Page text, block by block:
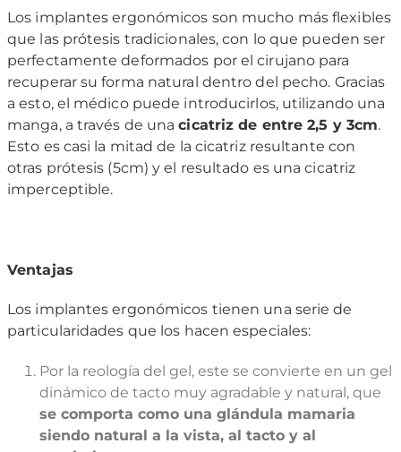
Los implantes ergonómicos son mucho más flexibles
que las prótesis tradicionales, con lo que pueden ser
perfectamente deformados por el cirujano para
recuperar su forma natural dentro del pecho. Gracias
a esto, el médico puede introducirlos, utilizando una
manga, a través de unacicatriz de entre 2,5 y 3cm.
Esto es casi la mitad de la cicatriz resultante con
otras prótesis (5cm) y el resultado es una cicatriz
imperceptible.
Ventajas
Los implantes ergonómicos tienen una serie de
particularidades que los hacen especiales:
Por la reología del gel, este se convierte en un gel
dinámico de tacto muy agradable y natural, que
se comporta como una glándula mamaria
siendo natural a la vista, al tacto y al